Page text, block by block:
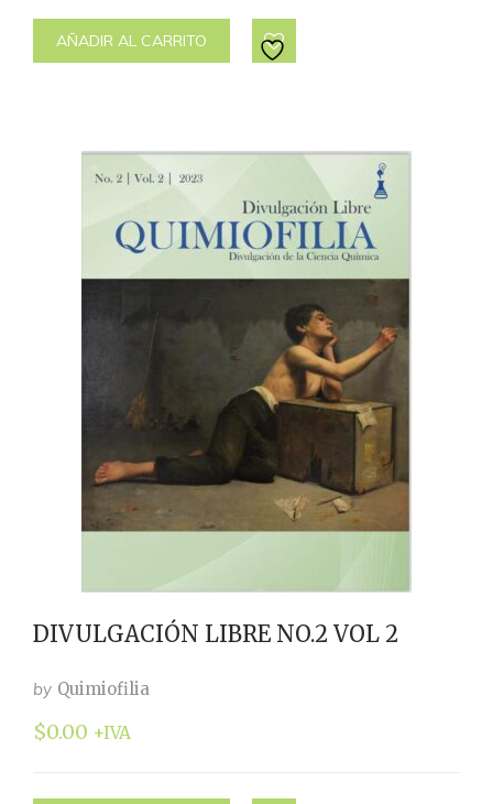
AÑADIR AL CARRITO
DIVULGACIÓN LIBRE NO.2 VOL 2
by Quimiofilia
$0.00 +IVA